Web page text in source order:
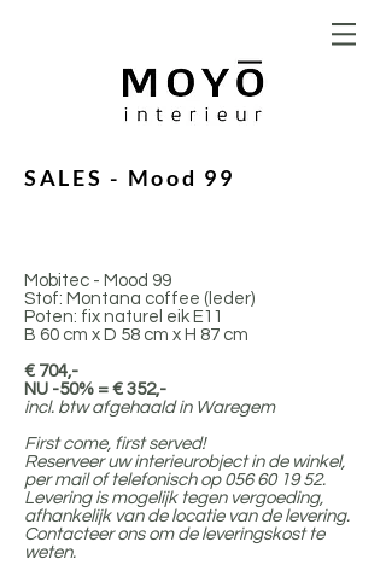
SALES - Mood 99
Mobitec - Mood 99
Stof: Montana coffee (leder)
Poten: fix naturel eik E11
B 60 cm x D 58 cm x H 87 cm
€ 704,-
NU -50% = € 352,-
incl. btw afgehaald in Waregem
First come, first served!
Reserveer uw interieurobject in de winkel,
per mail of telefonisch op 056 60 19 52.
Levering is mogelijk tegen vergoeding,
afhankelijk van de locatie van de levering.
Contacteer ons om de leveringskost te
weten.